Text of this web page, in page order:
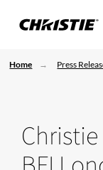
Home Press